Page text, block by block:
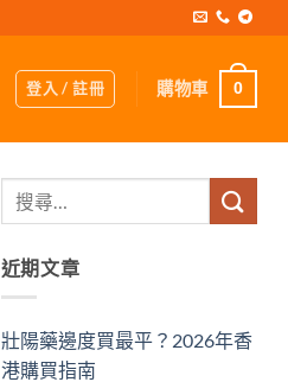
登入 / 註冊 購物車 0
近期文章
壯陽藥邊度買最平？2026年香
港購買指南